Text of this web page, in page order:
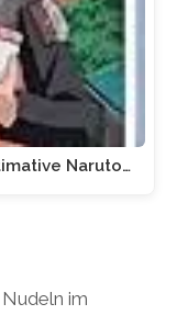
Naruto…
im